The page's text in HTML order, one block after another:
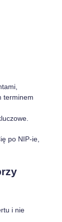
terminem
po NIP-ie,
i nie